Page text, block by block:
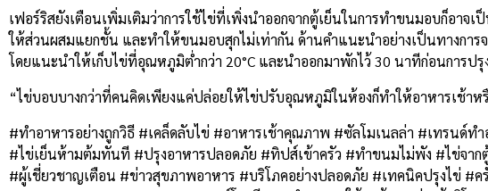
เฟอร์ริสยังเตือนเพิ่มเติมว่าการใช้ไข่ที่เพิ่งนำออกจากตู้เย็นในการทำขนมอบก็อาจ
ให้ส่วนผสมแยกชั้น และทำให้ขนมอบสุกไม่เท่ากัน ด้านคำแนะนำอย่างเป็นทางการ
โดยแนะนำให้เก็บไข่ที่อุณหภูมิต่ำกว่า 20°C และนำออกมาพักไว้ 30 นาทีก่อนการป
“ไข่บอบบางกว่าที่คนคิดเพียงแค่ปล่อยให้ไข่ปรับอุณหภูมิในห้องก็ทำให้อาหารเช้า
#ทำอาหารอย่างถูกวิธี #เคล็ดลับไข่ #อาหารเช้าคุณภาพ #ซัลโมเนลล่า #เทรนด์ทำ
#ไข่เย็นห้ามต้มทันที #ปรุงอาหารปลอดภัย #ทิปส์เข้าครัว #ทำขนมไม่พัง #ไข่จาก
#ผู้เชี่ยวชาญเตือน #ข่าวสุขภาพอาหาร #บริโภคอย่างปลอดภัย #เทคนิคปรุงไข่ #ค